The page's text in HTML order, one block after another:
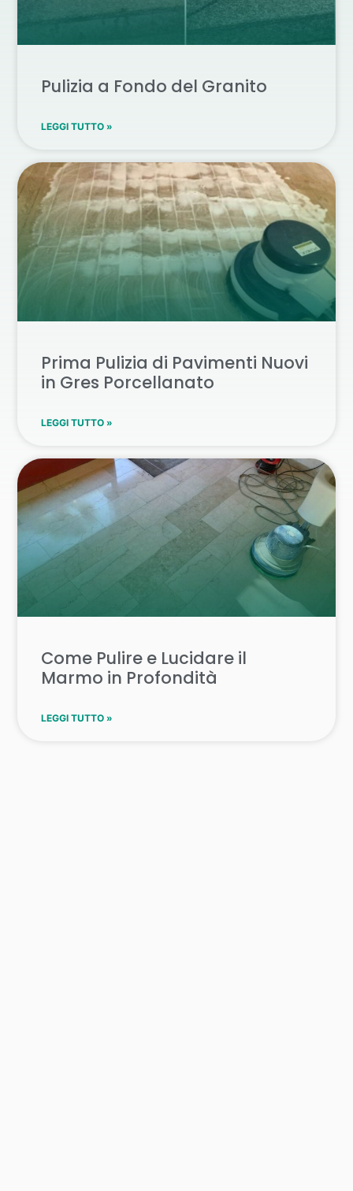
Pulizia a Fondo del Granito
LEGGI TUTTO »
Prima Pulizia di Pavimenti Nuovi
in Gres Porcellanato
LEGGI TUTTO »
Come Pulire e Lucidare il
Marmo in Profondità
LEGGI TUTTO »